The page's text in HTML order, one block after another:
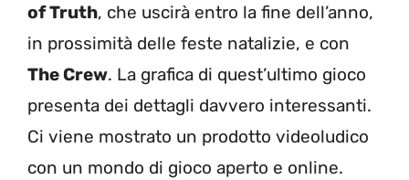
of Truth, che uscirà entro la fine dell’anno,
in prossimità delle feste natalizie, e con
The Crew. La grafica di quest’ultimo gioco
presenta dei dettagli davvero interessanti.
Ci viene mostrato un prodotto videoludico
con un mondo di gioco aperto e online.